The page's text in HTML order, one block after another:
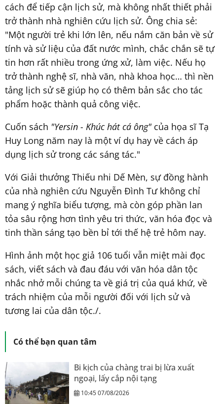
cách để tiếp cận lịch sử, mà không nhất thiết phải
trở thành nhà nghiên cứu lịch sử. Ông chia sẻ:
"Một người trẻ khi lớn lên, nếu nắm căn bản về sử
tính và sử liệu của đất nước mình, chắc chắn sẽ tự
tin hơn rất nhiều trong ứng xử, làm việc. Nếu họ
trở thành nghệ sĩ, nhà văn, nhà khoa học… thì nền
tảng lịch sử sẽ giúp họ có thêm bản sắc cho tác
phẩm hoặc thành quả công việc.
Cuốn sách "Yersin - Khúc hát cá ông"của họa sĩ Tạ
Huy Long năm nay là một ví dụ hay về cách áp
dụng lịch sử trong các sáng tác."
Với Giải thưởng Thiếu nhi Dế Mèn, sự đồng hành
của nhà nghiên cứu Nguyễn Đình Tư không chỉ
mang ý nghĩa biểu tượng, mà còn góp phần lan
tỏa sâu rộng hơn tình yêu tri thức, văn hóa đọc và
tinh thần sáng tạo bền bỉ tới thế hệ trẻ hôm nay.
Hình ảnh một học giả 106 tuổi vẫn miệt mài đọc
sách, viết sách và đau đáu với văn hóa dân tộc
nhắc nhở mỗi chúng ta về giá trị của quá khứ, về
trách nhiệm của mỗi người đối với lịch sử và
tương lai của dân tộc./.
Có thể bạn quan tâm
Bi kịch của chàng trai bị lừa xuất
ngoại, lấy cắp nội tạng
10:45 07/08/2026